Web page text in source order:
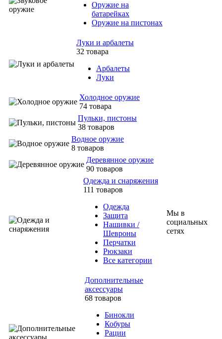
Оружие на
батарейках
Оружие на пистонах
Луки и арбалеты
32 товара
Арбалеты
Луки
Холодное оружие
74 товара
Пульки, пистоны
38 товаров
Водное оружие
8 товаров
Деревянное оружие
90 товаров
Одежда и снаряжения
111 товаров
Одежда
Защита
Нашивки /
Шевроны
Перчатки
Рюкзаки
Все категории
Дополнительные
аксессуары
68 товаров
Бинокли
Кобуры
Рации
Мы в
социальных
сетях